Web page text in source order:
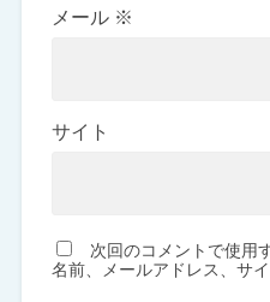
メール ※
サイト
次回のコメントで使用
名前、メールアドレス、サイ